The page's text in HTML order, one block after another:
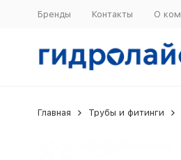
Бренды Контакты О
Главная Трубы и фитинги